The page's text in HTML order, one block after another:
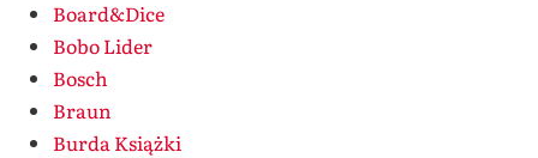
Board&Dice
Bobo Lider
Bosch
Braun
Burda Książki